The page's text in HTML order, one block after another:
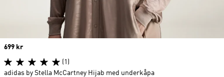
Price
699 kr
(1)
adidas by Stella McCartney Hijab med underkåpa